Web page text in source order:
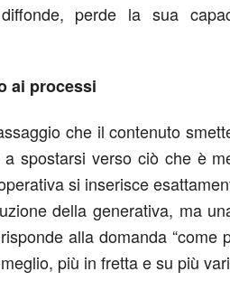
perde la sua
ai processi
che il contenuto
spostarsi verso ciò che è
si inserisce
della generativa, ma
alla domanda “come
più in fretta e su più